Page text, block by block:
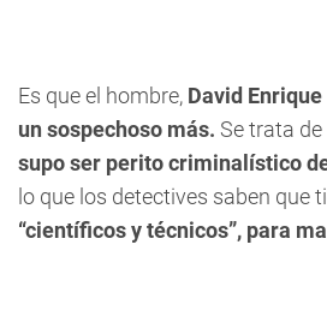
Es que el hombre, David
un sospechoso más. Se trata de
supo ser perito criminalístico
lo que los detectives saben que
“científicos y técnicos”, para